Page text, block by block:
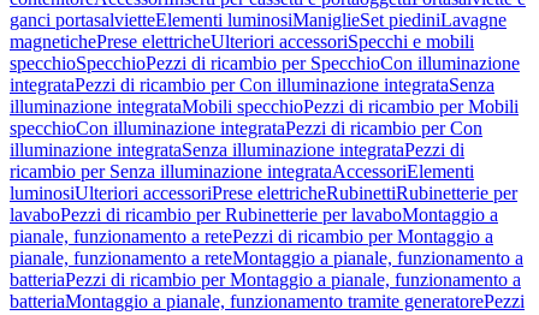
ganci portasalvietteElementi luminosiManiglieSet piediniLavagne
magnetichePrese elettricheUlteriori accessoriSpecchi e mobili
specchioSpecchioPezzi di ricambio per SpecchioCon illuminazione
integrataPezzi di ricambio per Con illuminazione integrataSenza
illuminazione integrataMobili specchioPezzi di ricambio per Mobili
specchioCon illuminazione integrataPezzi di ricambio per Con
illuminazione integrataSenza illuminazione integrataPezzi di
ricambio per Senza illuminazione integrataAccessoriElementi
luminosiUlteriori accessoriPrese elettricheRubinettiRubinetterie per
lavaboPezzi di ricambio per Rubinetterie per lavaboMontaggio a
pianale, funzionamento a retePezzi di ricambio per Montaggio a
pianale, funzionamento a reteMontaggio a pianale, funzionamento a
batteriaPezzi di ricambio per Montaggio a pianale, funzionamento a
batteriaMontaggio a pianale, funzionamento tramite generatorePezzi